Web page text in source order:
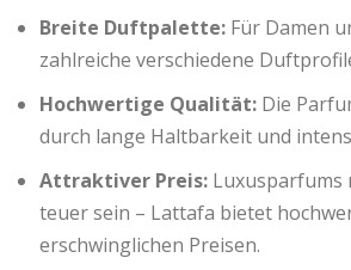
Breite Duftpalette: Für Damen
zahlreiche verschiedene
Hochwertige Qualität: Die
durch lange Haltbarkeit und
Attraktiver Preis: Luxusparfums
teuer sein – Lattafa bietet
erschwinglichen Preisen.